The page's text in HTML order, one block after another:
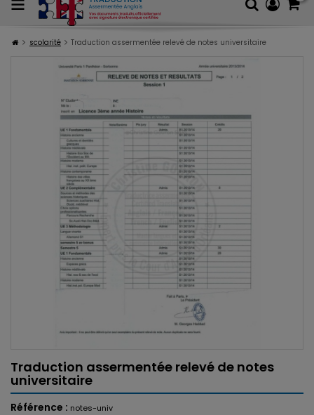
scolarité Traduction assermentée relevé de notes universitaire
Traduction assermentée relevé de notes
universitaire
Référence : notes-univ